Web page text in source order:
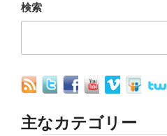
ョ
検索
主なカテゴリー